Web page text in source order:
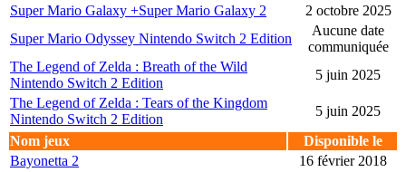
Super Mario Galaxy +Super Mario Galaxy 2
2 octobre 2025
Super Mario Odyssey Nintendo Switch 2 Edition
Aucune date
communiquée
The Legend of Zelda : Breath of the Wild
Nintendo Switch 2 Edition
5 juin 2025
The Legend of Zelda : Tears of the Kingdom
Nintendo Switch 2 Edition
5 juin 2025
Nom jeux
Disponible le
Bayonetta 2
16 février 2018